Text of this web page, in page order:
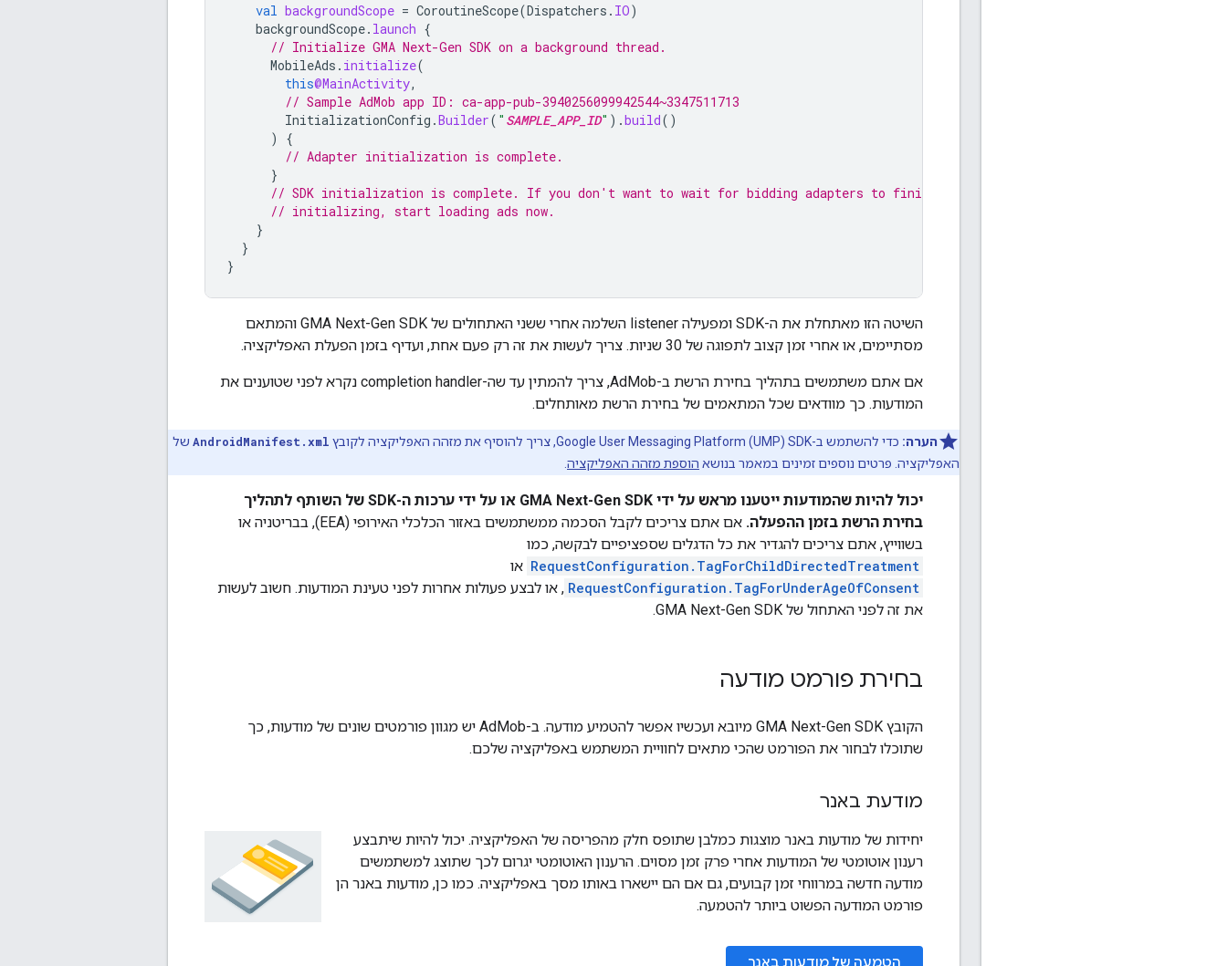
val backgroundScope = CoroutineScope(Dispatchers . IO)
backgroundScope. launch {
// Initialize GMA Next-Gen SDK on a background thread.
MobileAds . initialize(
this@MainActivity,
// Sample AdMob app ID: ca-app-pub-3940256099942544~3347511713
InitializationConfig .Builder( " SAMPLE_APP_ID" ).build()
)
{
// Adapter initialization is complete.
}
// SDK initialization is complete. If you don't want to wait for bidding adapters to finish
// initializing, start loading ads now.
}
}
}
השיטה הזו מאתחלת את ה-SDK ומפעילה listener השלמה אחרי ששני האתחולים של GMA Next-Gen SDK והמתאם
מסתיימים, או אחרי זמן קצוב לתפוגה של 30 שניות. צריך לעשות את זה רק פעם אחת, ועדיף בזמן הפעלת האפליקציה.
אם אתם משתמשים בתהליך בחירת הרשת ב-AdMob, צריך להמתין עד שה-completion handler נקרא לפני שטוענים את
המודעות. כך מוודאים שכל המתאמים של בחירת הרשת מאותחלים.
הערה: כדי להשתמש ב-Google User Messaging Platform (UMP) SDK, צריך להוסיף את מזהה האפליקציה לקובץ AndroidManifest.xml של
האפליקציה. פרטים נוספים זמינים במאמר בנושא הוספת מזהה האפליקציה
יכול להיות שהמודעות ייטענו מראש על ידי GMA Next-Gen SDK
או על ידי ערכות ה-SDK של השותף לתהליך
בחירת הרשת בזמן ההפעלה.
אם אתם צריכים לקבל הסכמה ממשתמשים באזור הכלכלי האירופי (EEA), בבריטניה או
בשווייץ, אתם צריכים להגדיר את כל הדגלים שספציפיים לבקשה, כמו
RequestConfiguration.TagForChildDirectedTreatment או
RequestConfiguration.TagForUnderAgeOfConsent , או לבצע פעולות אחרות לפני טעינת המודעות. חשוב לעשות
את זה לפני האתחול של GMA Next-Gen SDK
.
בחירת פורמט מודעה
הקובץ GMA Next-Gen SDK
מיובא ועכשיו אפשר להטמיע מודעה. ב-AdMob יש מגוון פורמטים שונים של מודעות, כך
שתוכלו לבחור את הפורמט שהכי מתאים לחוויית המשתמש באפליקציה שלכם.
מודעת באנר
יחידות של מודעות באנר מוצגות כמלבן שתופס חלק מהפריסה של האפליקציה. יכול להיות שיתבצע
רענון אוטומטי של המודעות אחרי פרק זמן מסוים. הרענון האוטומטי יגרום לכך שתוצג למשתמשים
מודעה חדשה במרווחי זמן קבועים, גם אם הם יישארו באותו מסך באפליקציה. כמו כן, מודעות באנר הן
פורמט המודעה הפשוט ביותר להטמעה.
הטמעה של מודעות באנר